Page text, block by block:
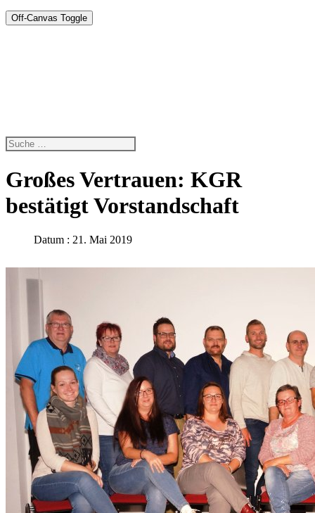
Off-Canvas Toggle
Großes Vertrauen: KGR
bestätigt Vorstandschaft
Datum : 21. Mai 2019